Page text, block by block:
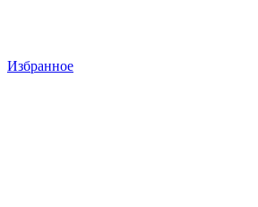
Избранное